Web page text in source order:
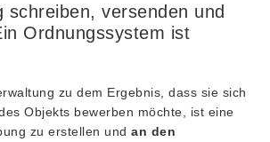
schreiben, versenden und
Ordnungssystem ist
zu dem Ergebnis, dass sie sich
Objekts bewerben möchte, ist eine
zu erstellen und an den